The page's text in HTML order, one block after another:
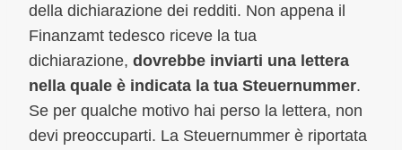
della dichiarazione dei redditi. Non appena il
Finanzamt tedesco riceve la tua
dichiarazione, dovrebbe inviarti una lettera
nella quale è indicata la tua Steuernummer.
Se per qualche motivo hai perso la lettera, non
devi preoccuparti. La Steuernummer è riportata